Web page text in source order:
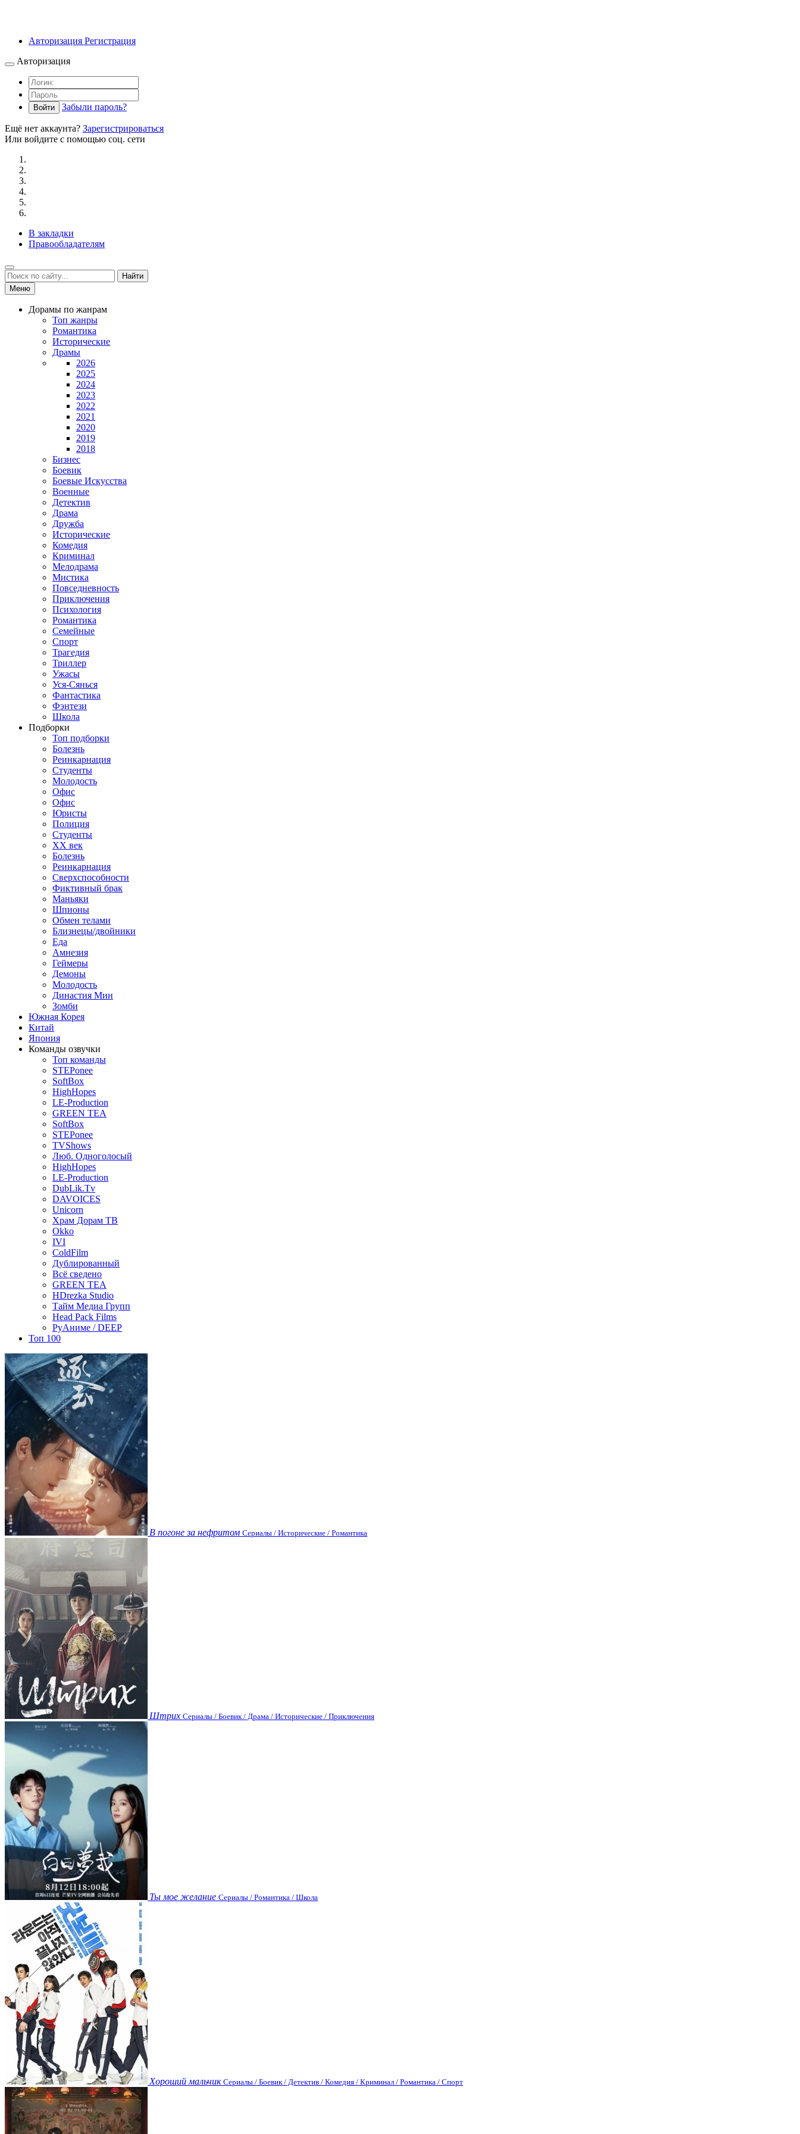
Авторизация Регистрация
Авторизация
Войти Забыли пароль?
Ещё нет аккаунта? Зарегистрироваться
Или войдите с помощью соц. сети
В закладки
Правообладателям
Найти
Меню
Дорамы по жанрам
Топ жанры
Романтика
Исторические
Драмы
2026
2025
2024
2023
2022
2021
2020
2019
2018
Бизнес
Боевик
Боевые Искусства
Военные
Детектив
Драма
Дружба
Исторические
Комедия
Криминал
Мелодрама
Мистика
Повседневность
Приключения
Психология
Романтика
Семейные
Спорт
Трагедия
Триллер
Ужасы
Уся-Сянься
Фантастика
Фэнтези
Школа
Подборки
Топ подборки
Болезнь
Реинкарнация
Студенты
Молодость
Офис
Офис
Юристы
Полиция
Студенты
ХХ век
Болезнь
Реинкарнация
Сверхспособности
Фиктивный брак
Маньяки
Шпионы
Обмен телами
Близнецы/двойники
Еда
Амнезия
Геймеры
Демоны
Молодость
Династия Мин
Зомби
Южная Корея
Китай
Япония
Команды озвучки
Топ команды
STEPonee
SoftBox
HighHopes
LE-Production
GREEN TEA
SoftBox
STEPonee
TVShows
Люб. Одноголосый
HighHopes
LE-Production
DubLik.Tv
DAVOICES
Unicorn
Храм Дорам ТВ
Okko
IVI
ColdFilm
Дублированный
Всё сведено
GREEN TEA
HDrezka Studio
Тайм Медиа Групп
Head Pack Films
РуАниме / DEEP
Топ 100
В погоне за нефритом Сериалы / Исторические / Романтика
Штрих Сериалы / Боевик / Драма / Исторические / Приключения
Ты мое желание Сериалы / Романтика / Школа
Хороший мальчик Сериалы / Боевик / Детектив / Комедия / Криминал / Романтика / Спорт